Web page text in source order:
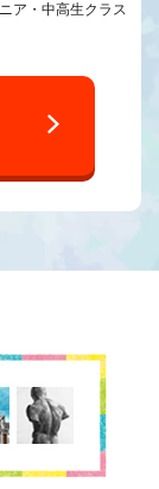
ア・中高生クラス